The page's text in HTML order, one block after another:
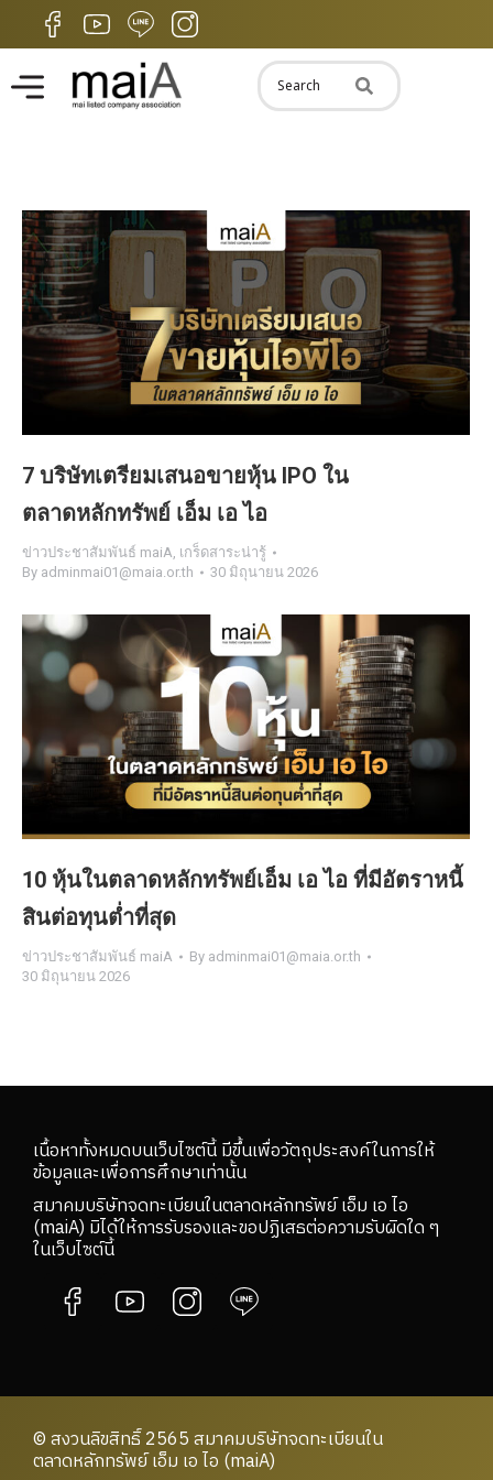
7 บริษัทเตรียมเสนอขายหุ้น IPO ใน
ตลาดหลักทรัพย์ เอ็ม เอ ไอ
ข่าวประชาสัมพันธ์ maiA เกร็ดสาระน่ารู้
By adminmai01@maia.or.th 30 มิถุนายน 2026
10 หุ้นในตลาดหลักทรัพย์เอ็ม เอ ไอ ที่มีอัตราหนี้
สินต่อทุนต่ำที่สุด
ข่าวประชาสัมพันธ์ maiA By adminmai01@maia.or.th
30 มิถุนายน 2026
เนื้อหาทั้งหมดบนเว็บไซต์นี้ มีขึ้นเพื่อวัตถุประสงค์ในการให้
ข้อมูลและเพื่อการศึกษาเท่านั้น
สมาคมบริษัทจดทะเบียนในตลาดหลักทรัพย์ เอ็ม เอ ไอ
(maiA) มิได้ให้การรับรองและขอปฏิเสธต่อความรับผิดใด ๆ
ในเว็บไซต์นี้
© สงวนลิขสิทธิ์ 2565 สมาคมบริษัทจดทะเบียนใน
ตลาดหลักทรัพย์ เอ็ม เอ ไอ (maiA)